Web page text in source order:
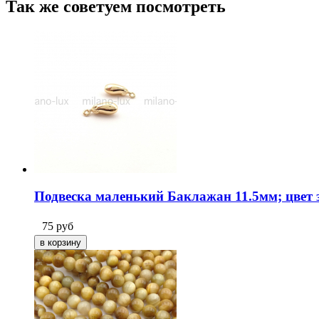
Так же советуем посмотреть
Подвеска маленький Баклажан 11.5мм; цвет
75 руб